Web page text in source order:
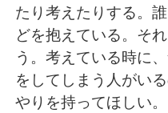
たり考えたりする。
どを抱えている。そ
う。考えている時に
をしてしまう人がい
やりを持ってほしい